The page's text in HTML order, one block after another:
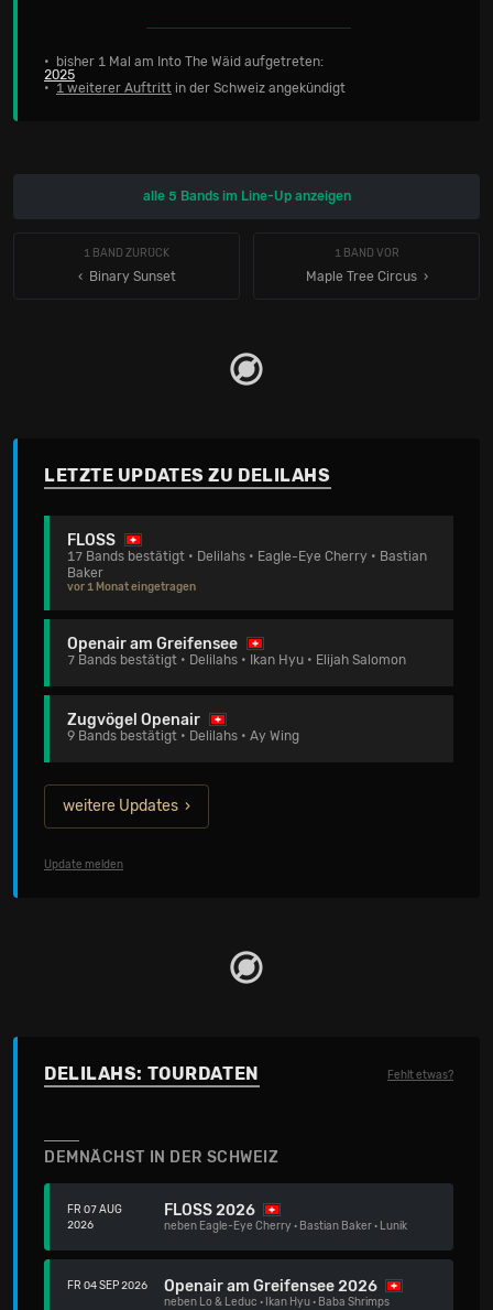
• bisher 1 Mal am Into The Wäid aufgetreten:
2025
• 1 weiterer Auftritt in der Schweiz angekündigt
alle 5 Bands im Line-Up anzeigen
1 BAND ZURÜCK
‹ Binary Sunset
1 BAND VOR
Maple Tree Circus
LETZTE UPDATES ZU DELILAHS
FLOSS
17 Bands bestätigt • Delilahs • Eagle-Eye Cherry • Bastian
Baker
vor 1 Monat eingetragen
Openair am Greifensee
7 Bands bestätigt • Delilahs • Ikan Hyu • Elijah Salomon
Zugvögel Openair
9 Bands bestätigt • Delilahs • Ay Wing
weitere Updates
Update melden
DELILAHS: TOURDATEN Fehlt etwas?
DEMNÄCHST IN DER SCHWEIZ
FR 07 AUG
2026
FLOSS 2026
neben Eagle-Eye Cherry · Bastian Baker· Lunik
FR 04 SEP 2026 Openair am Greifensee 2026
neben Lo & Leduc · Ikan Hyu· Baba Shrimps